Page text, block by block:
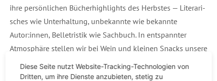
ihre per­sön­li­chen Büch­er­high­lights des Herbs­tes — Lite­ra­ri­
sches wie Unter­hal­tung, unbe­kann­te wie bekann­te
Autor:innen, Bel­le­tris­tik wie Sach­buch. In ent­spann­ter
Atmo­sphä­re stel­len wir bei Wein und klei­nen Snacks unse­re
Emp­feh­lun­gen der Sai­son vor. Ein genuss­vol­ler Abend für
alle, die Bücher lieben.
Diese Seite nutzt Website-Tracking-Technologien von
Dritten, um ihre Dienste anzubieten, stetig zu